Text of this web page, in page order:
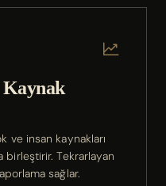
ve insan kaynakları
birleştirir. Tekrarlayan
sağlar.